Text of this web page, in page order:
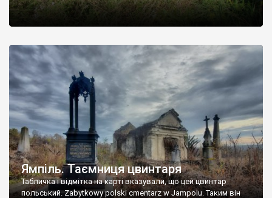
Ямпіль. Таємниця цвинтаря
Табличка і відмітка на карті вказували, що цей цвинтар
польський. Zabytkowy polski cmentarz w Jampolu. Таким він